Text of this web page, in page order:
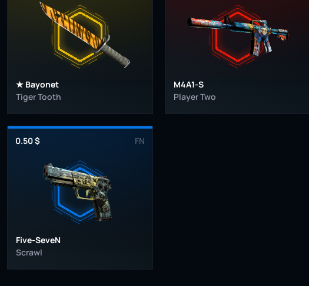
★ Bayonet
Tiger Tooth
M4A1-S
Player Two
0.50 $ FN
Five-SeveN
Scrawl